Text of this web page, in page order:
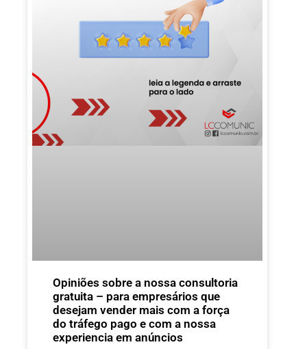
Opiniões sobre a nossa consultoria
gratuita – para empresários que
desejam vender mais com a força
do tráfego pago e com a nossa
experiencia em anúncios